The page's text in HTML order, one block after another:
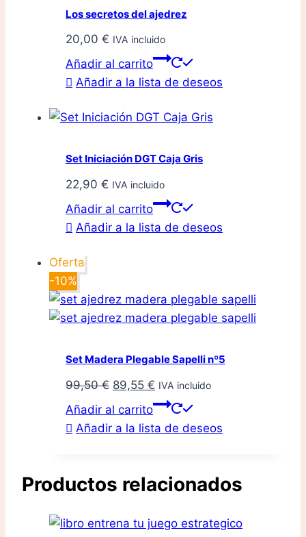
Los secretos del ajedrez
20,00 € IVA incluido
Añadir al carrito
Añadir a la lista de deseos
Set Iniciación DGT Caja Gris
22,90 € IVA incluido
Añadir al carrito
Añadir a la lista de deseos
Oferta
-10%
Set Madera Plegable Sapelli nº5
99,50€ El
precio
original
89,55 € El
precio
actual
IVA incluido
Añadir al carrito
Añadir a la lista de deseos
Productos relacionados